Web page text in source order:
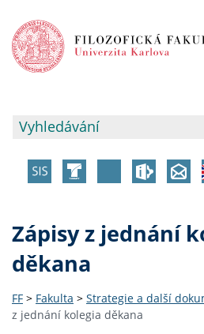
Zápisy z jednání
děkana
FF > Fakulta > Strategie a další
z jednání kolegia děkana